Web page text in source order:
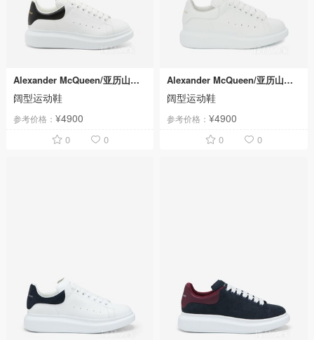
Alexander McQueen/亚历山大麦昆
阔型运动鞋
参考价格： ¥4900
0 0
Alexander McQueen/亚历山大麦昆
阔型运动鞋
参考价格：¥4900
0 0